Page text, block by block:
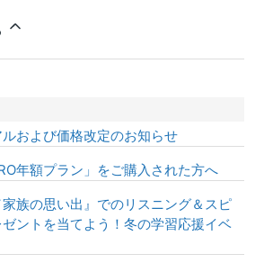
ルおよび価格改定のお知らせ
年額プラン」をご購入された方へ
家族の思い出』でのリスニング＆スピ
ントを当てよう！冬の学習応援イベ